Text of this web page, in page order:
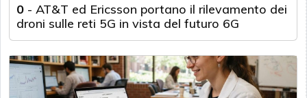
0 - AT&T ed Ericsson portano il rilevamento dei
droni sulle reti 5G in vista del futuro 6G